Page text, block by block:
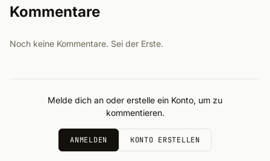
Kommentare
Noch keine Kommentare. Sei der Erste.
Melde dich an oder erstelle ein Konto, um zu
kommentieren.
ANMELDEN KONTO ERSTELLEN